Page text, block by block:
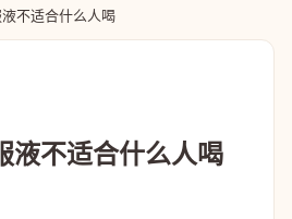
不适合什么人喝
液不适合什么人喝